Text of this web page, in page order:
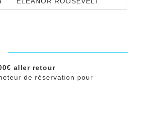
aller retour
de réservation pour